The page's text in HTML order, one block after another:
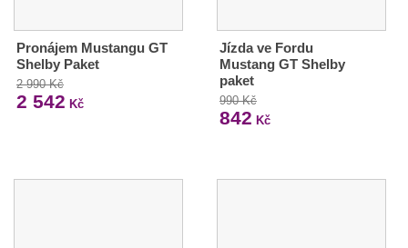
Pronájem Mustangu GT
Shelby Paket
2 990 Kč
2 542 Kč
Jízda ve Fordu
Mustang GT Shelby
paket
990 Kč
842 Kč